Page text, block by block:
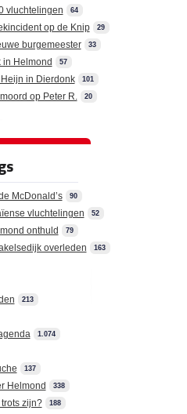
vluchtelingen 64
op de Knip 29
burgemeester 33
in Helmond 57
in Dierdonk 101
op Peter R. 20
McDonald’s 90
vluchtelingen 52
onthuld 79
overleden 163
213
1.074
137
Helmond 338
zijn? 188